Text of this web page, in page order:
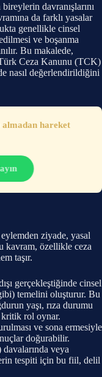
davranışlarını
da farklı yasalar
genellikle cinsel
ve boşanma
Bu makalede,
Türk Ceza Kanunu (TCK)
nasıl değerlendirildiğini
hareket
ziyade, yasal
kavram, özellikle ceza
taşır.
gerçekleştiğinde cinsel
temelini oluşturur. Bu
yaşı, rıza durumu
kritik rol oynar.
ve sona ermesiyle
doğurabilir.
veya
tespiti için bu fiil, delil